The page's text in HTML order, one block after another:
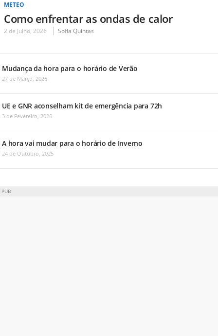
METEO
Como enfrentar as ondas de calor
2 de Julho, 2026 Sofia Quintas
Mudança da hora para o horário de Verão
27 de Março, 2026
UE e GNR aconselham kit de emergência para 72h
3 de Fevereiro, 2026
A hora vai mudar para o horário de Inverno
24 de Outubro, 2025
PUB